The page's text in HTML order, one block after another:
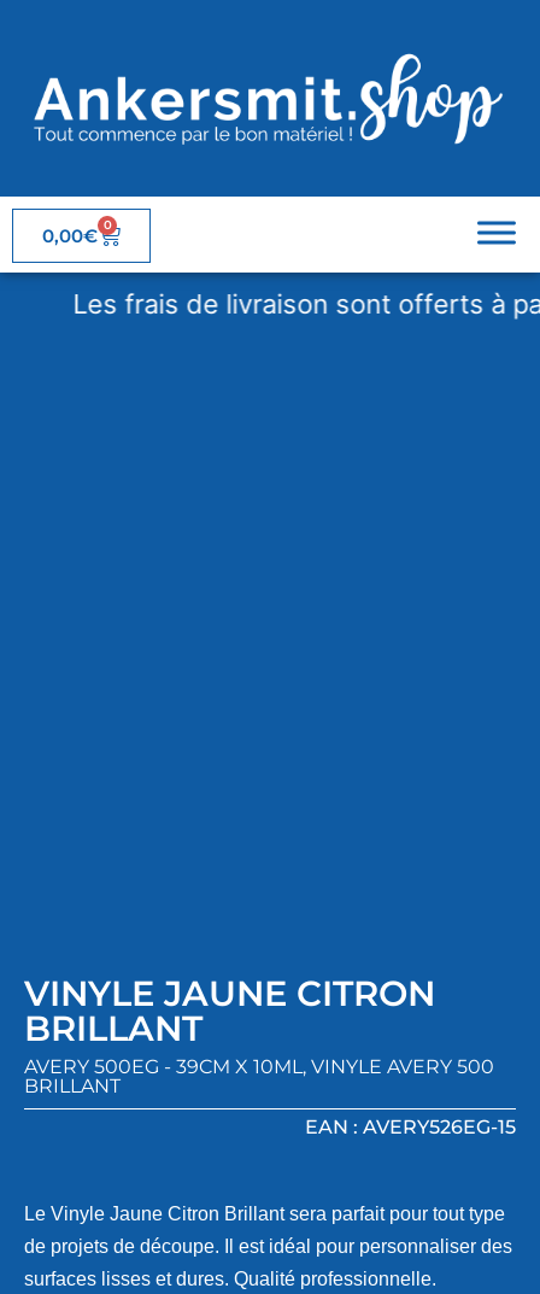
0,00€ 0
Les frais de livraison sont offerts à partir
VINYLE JAUNE CITRON
BRILLANT
AVERY 500EG - 39CM X 10ML , VINYLE AVERY 500
BRILLANT
EAN : AVERY526EG-15
Le Vinyle Jaune Citron Brillant sera parfait pour tout type
de projets de découpe. Il est idéal pour personnaliser des
surfaces lisses et dures. Qualité professionnelle.